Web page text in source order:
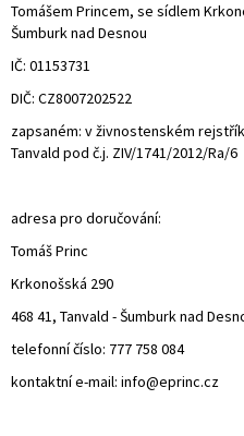
Tomášem Princem, se sídlem
Šumburk nad Desnou
IČ: 01153731
DIČ: CZ8007202522
zapsaném: v živnostenském
Tanvald pod č.j. ZIV/1741/2012/Ra/6
adresa pro doručování:
Tomáš Princ
Krkonošská 290
468 41, Tanvald - Šumburk nad
telefonní číslo: 777 758 084
kontaktní e-mail: info@eprinc.cz